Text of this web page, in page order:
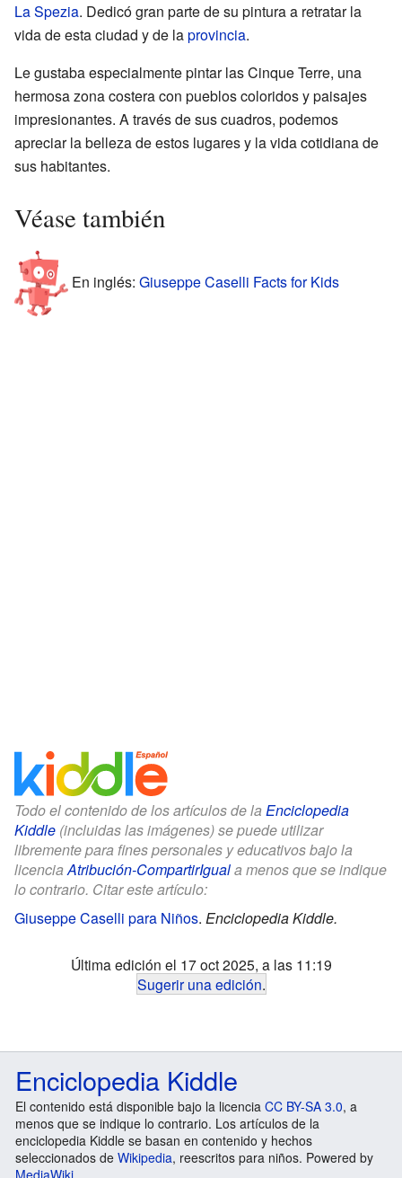
La Spezia. Dedicó gran parte de su pintura a retratar la
vida de esta ciudad y de laprovincia.
Le gustaba especialmente pintar las Cinque Terre, una
hermosa zona costera con pueblos coloridos y paisajes
impresionantes. A través de sus cuadros, podemos
apreciar la belleza de estos lugares y la vida cotidiana de
sus habitantes.
Véase también
En inglés: Giuseppe Caselli Facts for Kids
Todo el contenido de los artículos de la Enciclopedia
Kiddle (incluidas las imágenes) se puede utilizar
libremente para fines personales y educativos bajo la
licenciaAtribución-CompartirIguala menos que se indique
lo contrario. Citar este artículo:
Giuseppe Caselli para Niños. Enciclopedia Kiddle.
Última edición el 17 oct 2025, a las 11:19
Sugerir una edición.
Enciclopedia Kiddle
El contenido está disponible bajo la licencia CC BY-SA 3.0, a
menos que se indique lo contrario. Los artículos de la
enciclopedia Kiddle se basan en contenido y hechos
seleccionados de Wikipedia, reescritos para niños. Powered by